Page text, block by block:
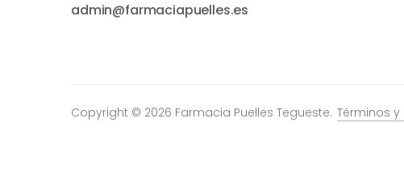
admin@farmaciapuelles.es
Copyright © 2026 Farmacia Puelles Tegueste. Términos